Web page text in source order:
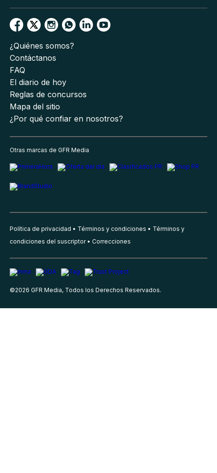
¿Quiénes somos?
Contáctanos
FAQ
El diario de hoy
Reglas de concursos
Mapa del sitio
¿Por qué confiar en nosotros?
Otras marcas de GFR Media
Política de privacidad Términos y condiciones
Términos y
condiciones del suscriptor
Correcciones
©2026 GFR Media, Todos los Derechos Reservados.